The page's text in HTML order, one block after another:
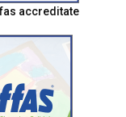
accreditate